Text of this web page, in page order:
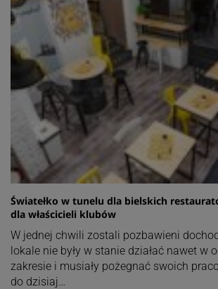
Światełko w tunelu dla bielskich
dla właścicieli klubów
W jednej chwili zostali pozbawieni
lokale nie były w stanie działać nawet w
zakresie i musiały pożegnać swoich
do dzisiaj…